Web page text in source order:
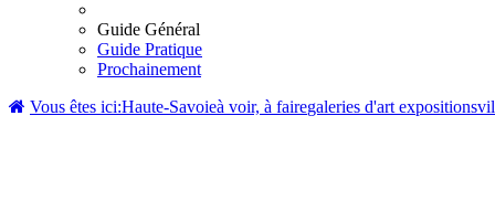
Guide Général
Guide Pratique
Prochainement
Vous êtes ici:Haute-Savoieà voir, à fairegaleries d'art expositions